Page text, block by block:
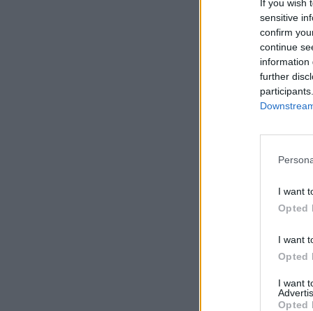
If you wish
sensitive
confirm
continue
information
further
I want
Opted
I want
Opted
I want
Opted